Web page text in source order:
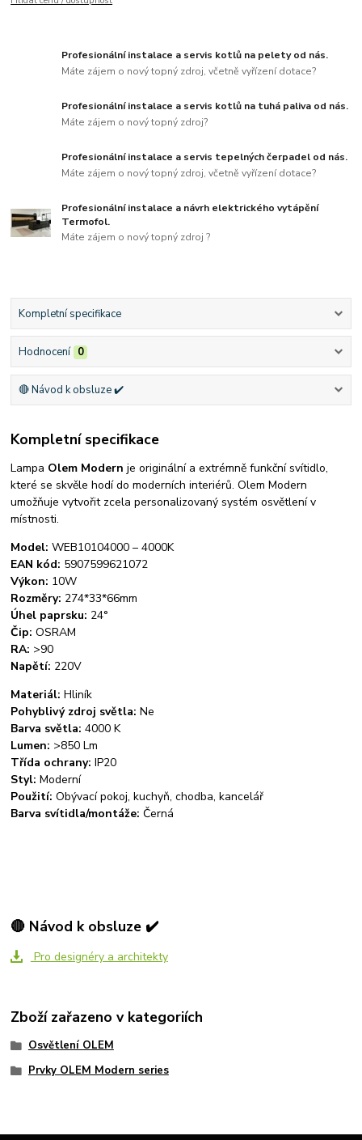
Profesionální instalace a servis kotlů na pelety od nás.
Máte zájem o nový topný zdroj, včetně vyřízení dotace?
Profesionální instalace a servis kotlů na tuhá paliva od nás.
Máte zájem o nový topný zdroj?
Profesionální instalace a servis tepelných čerpadel od nás.
Máte zájem o nový topný zdroj, včetně vyřízení dotace?
Profesionální instalace a návrh elektrického vytápění
Termofol.
Máte zájem o nový topný zdroj ?
Kompletní specifikace
Hodnocení 0
🔴 Návod k obsluze ✔️
Kompletní specifikace
Lampa Olem Modern je originální a extrémně funkční svítidlo,
které se skvěle hodí do moderních interiérů. Olem Modern
umožňuje vytvořit zcela personalizovaný systém osvětlení v
místnosti.
Model: WEB10104000 – 4000K
EAN kód: 5907599621072
Výkon: 10W
Rozměry: 274*33*66mm
Úhel paprsku: 24°
Čip: OSRAM
RA: >90
Napětí: 220V
Materiál: Hliník
Pohyblivý zdroj světla: Ne
Barva světla: 4000 K
Lumen: >850 Lm
Třída ochrany: IP20
Styl: Moderní
Použití: Obývací pokoj, kuchyň, chodba, kancelář
Barva svítidla/montáže: Černá
🔴 Návod k obsluze ✔️
Pro designéry a architekty
Zboží zařazeno v kategoriích
Osvětlení OLEM
Prvky OLEM Modern series